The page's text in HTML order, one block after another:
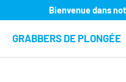
ALLER AU CONTENU
Bienvenue dans
GRABBERS DE PLONGÉE
Recherche
Type de produit